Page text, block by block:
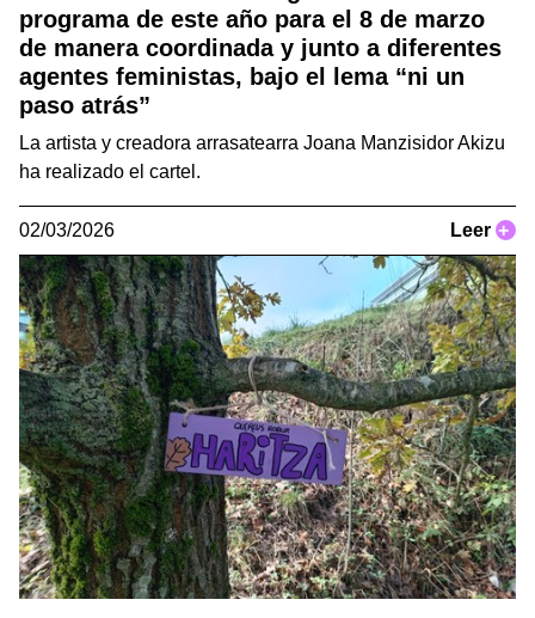
programa de este año para el 8 de marzo
de manera coordinada y junto a diferentes
agentes feministas, bajo el lema “ni un
paso atrás”
La artista y creadora arrasatearra Joana Manzisidor Akizu
ha realizado el cartel.
02/03/2026 Leer +